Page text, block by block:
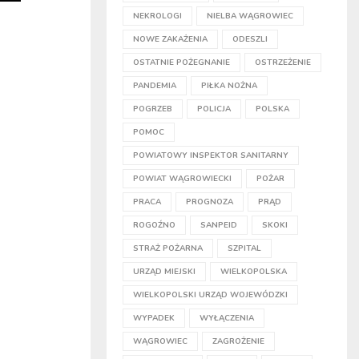
NEKROLOGI NIELBA WĄGROWIEC
NOWE ZAKAŻENIA ODESZLI
OSTATNIE POŻEGNANIE OSTRZEŻENIE
PANDEMIA PIŁKA NOŻNA
POGRZEB POLICJA POLSKA
POMOC
POWIATOWY INSPEKTOR SANITARNY
POWIAT WĄGROWIECKI POŻAR
PRACA PROGNOZA PRĄD
ROGOŹNO SANPEID SKOKI
STRAŻ POŻARNA SZPITAL
URZĄD MIEJSKI WIELKOPOLSKA
WIELKOPOLSKI URZĄD WOJEWÓDZKI
WYPADEK WYŁĄCZENIA
WĄGROWIEC ZAGROŻENIE